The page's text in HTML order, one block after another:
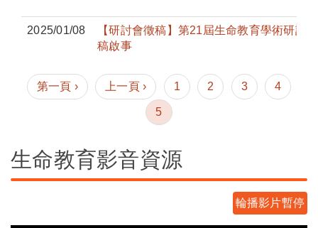
2025/01/08
【研討會徵稿】第21屆生命教育學術研討
稿啟事
第一頁 › 上一頁 › 1 2 3 4
5
生命教育影音資源
輪播影片暫停